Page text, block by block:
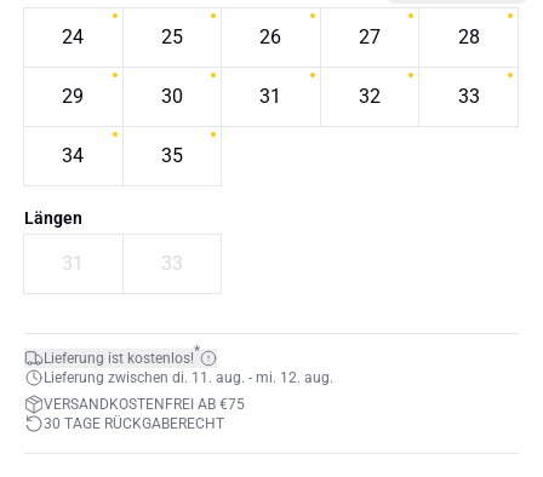
24 25 26 27 28
29 30 31 32 33
34 35
Längen
31 33
Lieferung ist kostenlos!*
Lieferung zwischen di. 11. aug. - mi. 12. aug.
VERSANDKOSTENFREI AB €75
30 TAGE RÜCKGABERECHT